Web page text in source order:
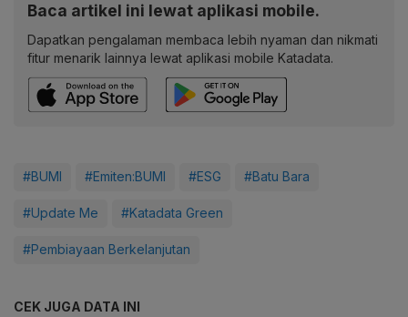
Baca artikel ini lewat aplikasi mobile.
Dapatkan pengalaman membaca lebih nyaman dan nikmati
fitur menarik lainnya lewat aplikasi mobile Katadata.
#BUMI #Emiten:BUMI #ESG #Batu Bara
#Update Me #Katadata Green
#Pembiayaan Berkelanjutan
CEK JUGA DATA INI